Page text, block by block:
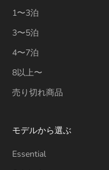
1〜3泊
3〜5泊
4〜7泊
8以上〜
売り切れ商品
モデルから選ぶ
Essential